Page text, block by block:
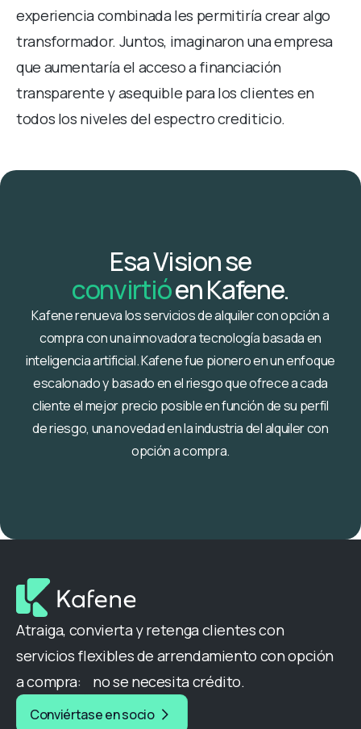
experiencia combinada les permitiría crear algo
transformador. Juntos, imaginaron una empresa
que aumentaría el acceso a financiación
transparente y asequible para los clientes en
todos los niveles del espectro crediticio.
Esa Vision se
convirtióen Kafene.
Kafene renueva los servicios de alquiler con opción a
compra con una innovadora tecnología basada en
inteligencia artificial. Kafene fue pionero en un enfoque
escalonado y basado en el riesgo que ofrece a cada
cliente el mejor precio posible en función de su perfil
de riesgo, una novedad en la industria del alquiler con
opción a compra.
Atraiga, convierta y retenga clientes con
servicios flexibles de arrendamiento con opción
a compra: no se necesita crédito.
Conviértase en socio